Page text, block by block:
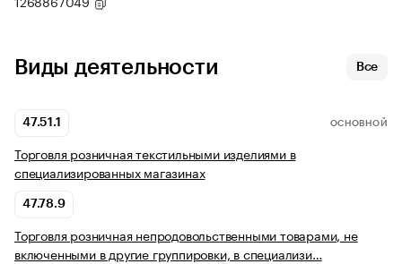
Виды деятельности Все
47.51.1 ОСНОВНОЙ
Торговля розничная текстильными изделиями в
специализированных магазинах
47.78.9
Торговля розничная непродовольственными товарами, не
включенными в другие группировки, в специализи…